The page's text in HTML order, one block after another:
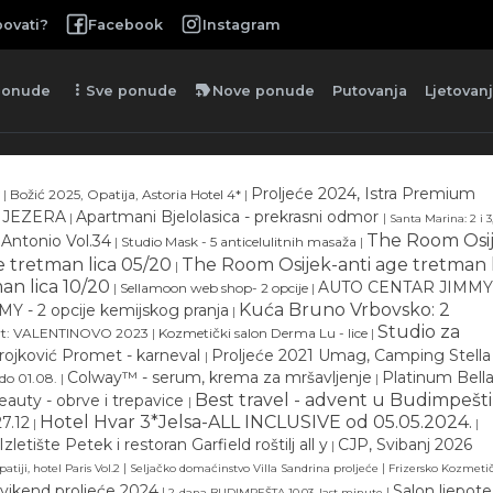
Facebook Instagram
more_vert Sve ponude new_label Nove ponude Putovanja
| Božić 2025, Opatija, Astoria Hotel 4* | Proljeće 2024, Istra Premium
| Apartmani Bjelolasica - prekrasni odmor | Santa Marina: 2 i 3,
Vol.34 | Studio Mask - 5 anticelulitnih masaža | The Room
tretman lica 05/20 | The Room Osijek-anti age tretman
lica 10/20 | Sellamoon web shop- 2 opcije | AUTO CENTAR
- 2 opcije kemijskog pranja | Kuća Bruno Vrbovsko: 2
VALENTINOVO 2023 | Kozmetički salon Derma Lu - lice | Studio za
Promet - karneval | Proljeće 2021 Umag, Camping Stella
01.08. | Colway™ - serum, krema za mršavljenje | Platinum Bella
- obrve i trepavice | Best travel - advent u Budimpešti
| Hotel Hvar 3*Jelsa-ALL INCLUSIVE od 05.05.2024. |
Izletište Petek i restoran Garfield roštilj all y | CJP, Svibanj 2026
hotel Paris Vol.2 | Seljačko domaćinstvo Villa Sandrina proljeće | Frizersko